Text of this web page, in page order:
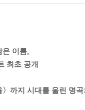
은 이름,
최초 공개
〉까지 시대를 울린 명